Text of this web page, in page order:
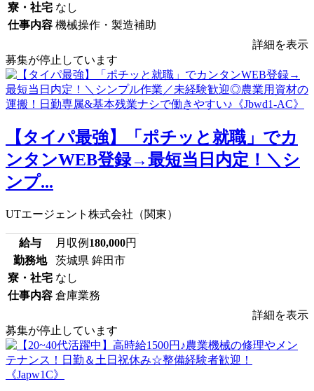
寮・社宅 なし
仕事内容 機械操作・製造補助
詳細を表示
募集が停止しています
【タイパ最強】「ポチッと就職」でカ
ンタンWEB登録→最短当日内定！＼シ
ンプ...
UTエージェント株式会社（関東）
給与 月収例 180,000円
勤務地
茨城県 鉾田市
寮・社宅 なし
仕事内容 倉庫業務
詳細を表示
募集が停止しています